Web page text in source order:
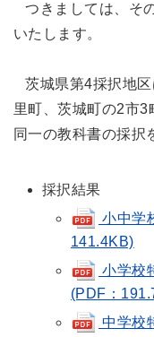
つきましては、そ
いたします。
茨城県第4採択地
里町、茨城町の2市3
同一の教科書の採択
採択結果
小中学
141.4KB)
小学校
(PDF：
中学校